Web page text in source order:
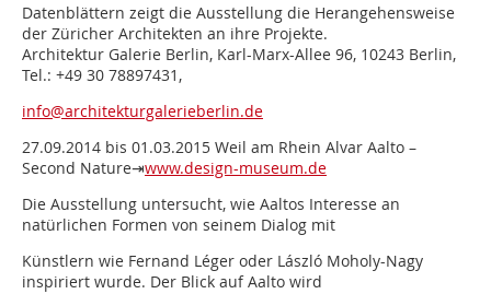
Datenblättern zeigt die Ausstellung die Herangehensweise
der Züricher Architekten an ihre Projekte.
Architektur Galerie Berlin, Karl-Marx-Allee 96, 10243 Berlin,
Tel.: +49 30 78897431,
info@architekturgalerieberlin.de
27.09.2014 bis 01.03.2015 Weil am Rhein Alvar Aalto –
Second Nature⇥www.design-museum.de
Die Ausstellung untersucht, wie Aaltos Interesse an
natürlichen Formen von seinem Dialog mit
Künstlern wie Fernand Léger oder László Moholy-Nagy
inspiriert wurde. Der Blick auf Aalto wird